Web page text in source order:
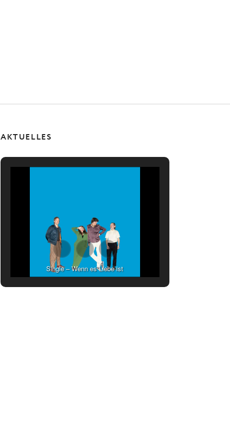
AKTUELLES
Single – Wenn es Liebe ist